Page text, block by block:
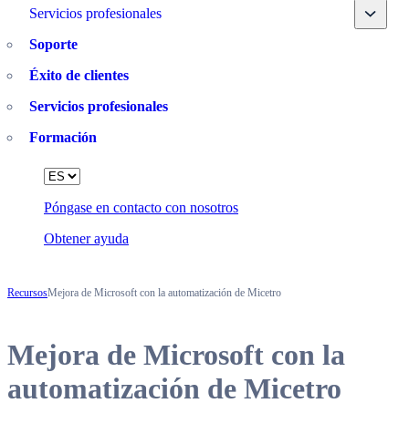
Servicios profesionales Toggle
Soporte
Éxito de clientes
Servicios profesionales
Formación
Póngase en contacto con nosotros
Obtener ayuda
Language
RecursosMejora de Microsoft con la automatización de Micetro
Mejora de Microsoft con la
automatización de Micetro